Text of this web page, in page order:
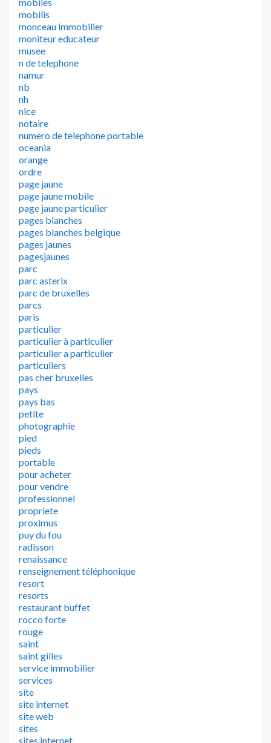
mobilis
monceau immobilier
moniteur educateur
musee
n de telephone
namur
nb
nh
nice
notaire
numero de telephone portable
oceania
orange
ordre
page jaune
page jaune mobile
page jaune particulier
pages blanches
pages blanches belgique
pages jaunes
pagesjaunes
parc
parc asterix
parc de bruxelles
parcs
paris
particulier
particulier à particulier
particulier a particulier
particuliers
pas cher bruxelles
pays
pays bas
petite
photographie
pied
pieds
portable
pour acheter
pour vendre
professionnel
propriete
proximus
puy du fou
radisson
renaissance
renseignement téléphonique
resort
resorts
restaurant buffet
rocco forte
rouge
saint
saint gilles
service immobilier
services
site
site internet
site web
sites
sites internet